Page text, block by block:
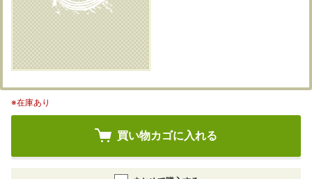
※在庫あり
買い物カゴに入れる